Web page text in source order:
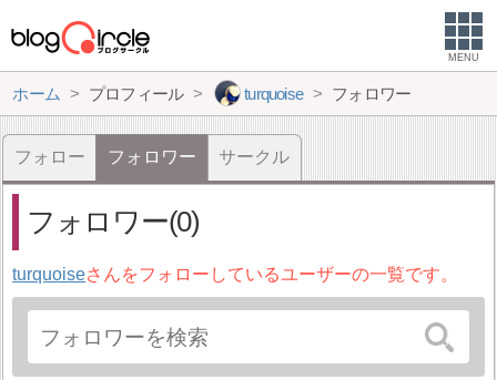
MENU
ホーム プロフィール turquoise フォロワー
フォロー フォロワー サークル
フォロワー(0)
turquoiseさんをフォローしているユーザーの一覧です。